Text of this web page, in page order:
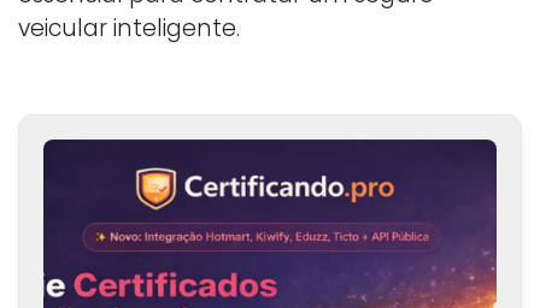
veicular inteligente.